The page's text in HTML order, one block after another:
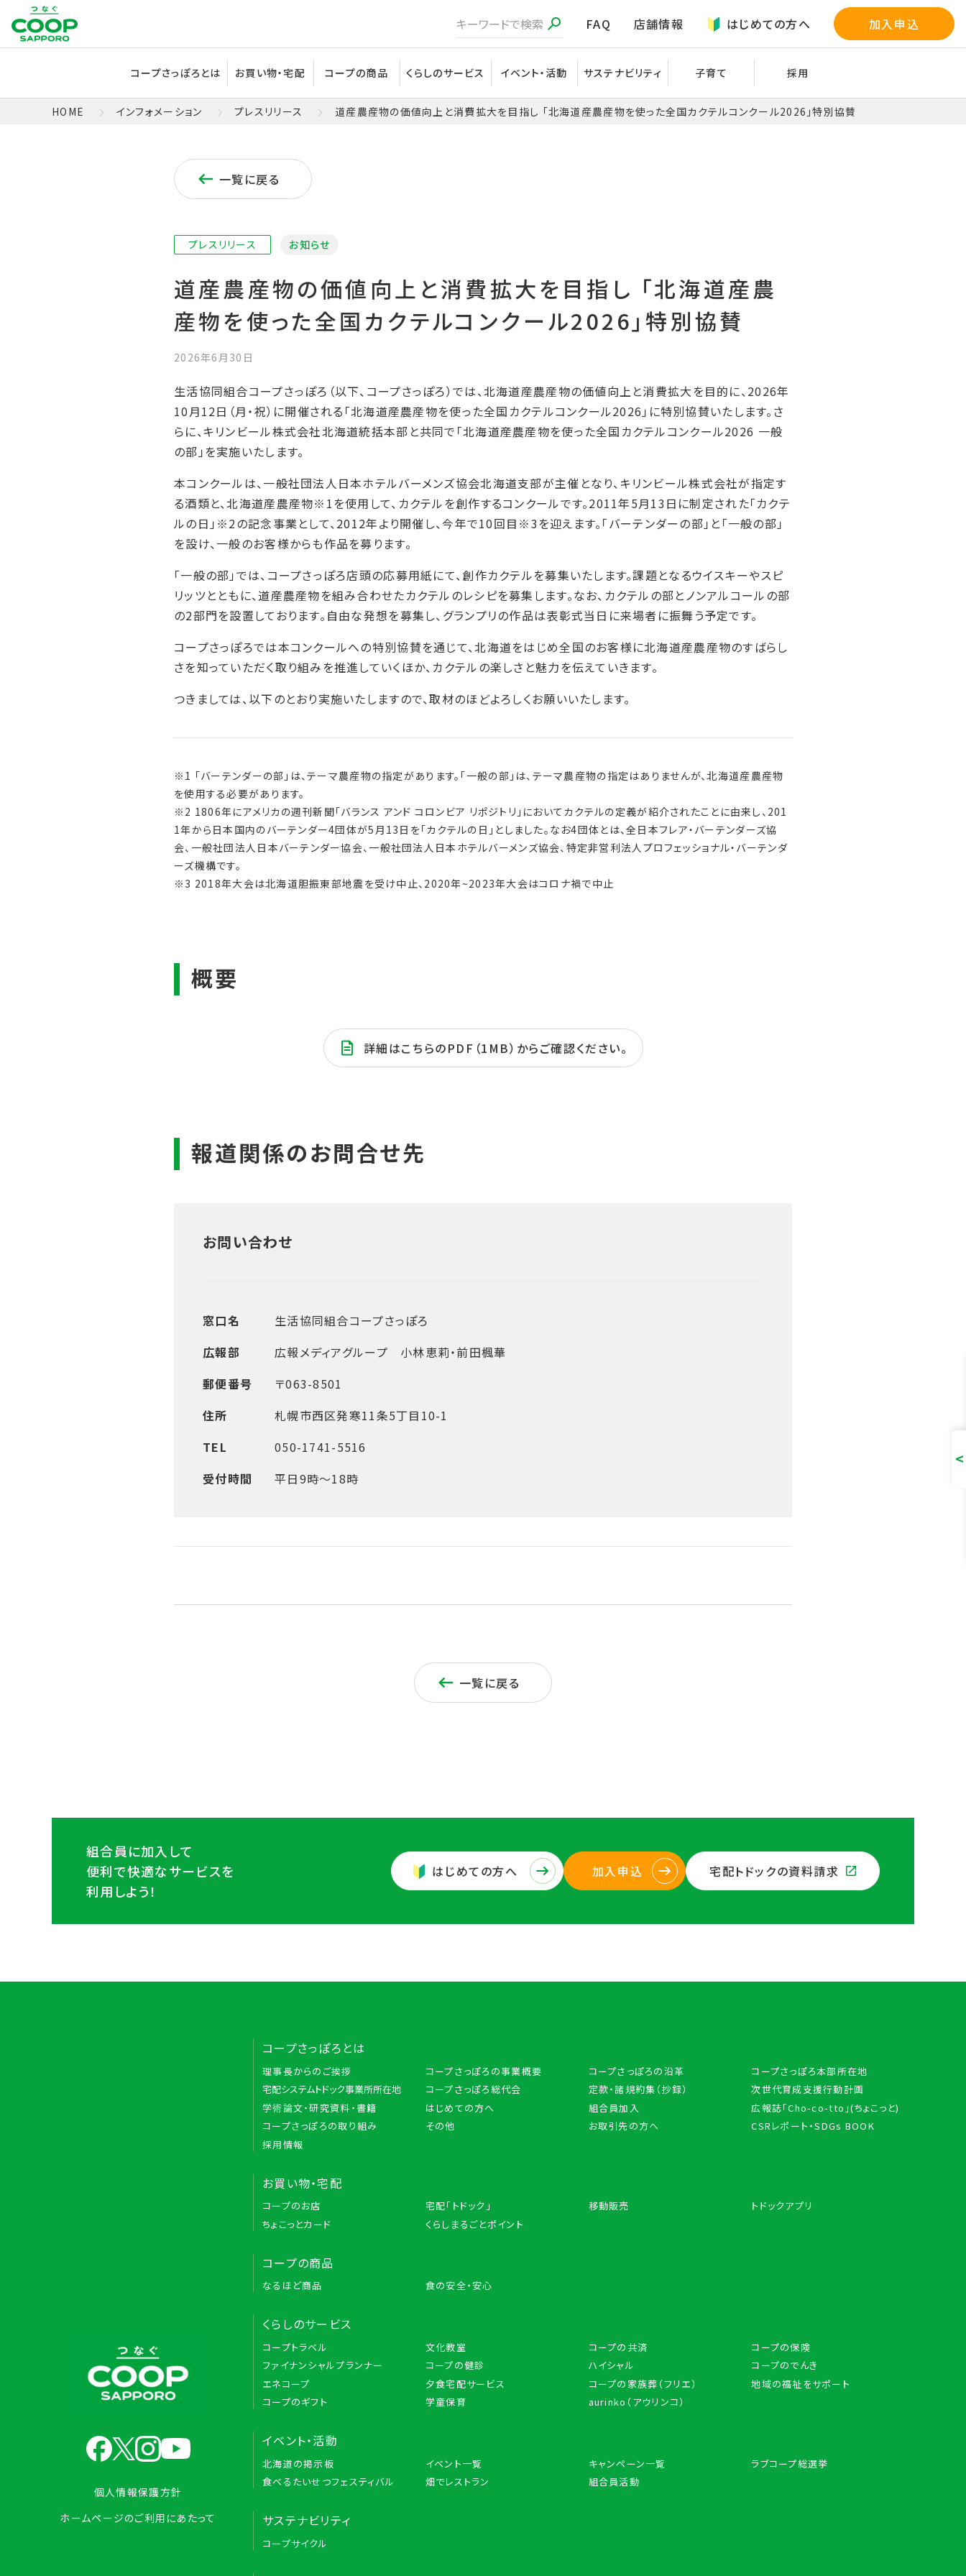
FAQ 店舗情報 はじめての方へ 加入申込
コープさっぽろとは お買い物・宅配 コープの商品 くらしのサービス イベント・活動 サステナビリティ 子育て 採用
HOME インフォメーション プレスリリース 道産農産物の価値向上と消費拡大を目指し 「北海道産農産物を使った全国カクテルコンクール2026」特別協賛
一覧に戻る
プレスリリース お知らせ
道産農産物の価値向上と消費拡大を目指し 「北海道産農
産物を使った全国カクテルコンクール2026」特別協賛
2026年6月30日
生活協同組合コープさっぽろ（以下、コープさっぽろ）では、北海道産農産物の価値向上と消費拡大を目的に、2026年
10月12日（月 ・祝）に開催される｢北海道産農産物を使った全国カクテルコンクール2026」に特別協賛いたします。さ
らに、キリンビール株式会社北海道統括本部と共同で｢北海道産農産物を使った全国カクテルコンクール2026 一般
の部」を実施いたします。
本コンクールは、一般社団法人日本ホテルバーメンズ協会北海道支部が主催となり、キリンビール株式会社が指定す
る酒類と、北海道産農産物※1を使用して、カクテルを創作するコンクールです。2011年5月13日に制定された「カクテ
ルの日」 ※2の記念事業として、2012年より開催し、今年で10回目 ※3を迎えます。「バーテンダーの部」と「一般の部」
を設け、一般のお客様からも作品を募ります。
「一般の部」では、コープさっぽろ店頭の応募用紙にて、創作カクテルを募集いたします。課題となるウイスキーやスピ
リッツとともに、道産農産物を組み合わせたカクテルのレシピを募集します。なお、カクテルの部とノンアルコールの部
の2部門を設置しております。自由な発想を募集し、グランプリの作品は表彰式当日に来場者に振舞う予定です。
コープさっぽろでは本コンクールへの特別協賛を通じて、北海道をはじめ全国のお客様に北海道産農産物のすばらし
さを知っていただく取り組みを推進していくほか、カクテルの楽しさと魅力を伝えていきます。
つきましては、以下のとおり実施いたしますので、取材のほどよろしくお願いいたします。
※1 「バーテンダーの部」は、テーマ農産物の指定があります。「一般の部」は、テーマ農産物の指定はありませんが、北海道産農産物
を使用する必要があります。
※2 1806年にアメリカの週刊新聞「バランス アンド コロンビア リポジトリ」においてカクテルの定義が紹介されたことに由来し、201
1年から日本国内のバーテンダー4団体が5月13日を「カクテルの日」としました。なお4団体とは、全日本フレア・バーテンダーズ協
会、一般社団法人日本バーテンダー協会、一般社団法人日本ホテルバーメンズ協会、特定非営利法人プロフェッショナル・バーテンダ
ーズ機構です。
※3 2018年大会は北海道胆振東部地震を受け中止、2020年~2023年大会はコロナ禍で中止
詳細はこちらのPDF（1MB）からご確認ください。
お問い合わせ
窓口名
生活協同組合コープさっぽろ
広報部
広報メディアグループ 小林恵莉・前田楓華
郵便番号
〒063-8501
住所
札幌市西区発寒11条5丁目10-1
TEL
050-1741-5516
受付時間
平日9時～18時
一覧に戻る
組合員に加入して
便利で快適なサービスを
利用しよう！
はじめての方へ 加入申込 宅配トドックの資料請求
個人情報保護方針
ホームページのご利用にあたって
コープさっぽろとは
理事長からのご挨拶 コープさっぽろの事業概要 コープさっぽろの沿革
コープさっぽろ本部所在地
宅配システムトドック事業所所在地
コープさっぽろ総代会 定款・諸規約集（抄録）
次世代育成支援行動計画
学術論文・研究資料・書籍
はじめての方へ 組合員加入
広報誌「Cho-co-tto」(ちょこっと)
コープさっぽろの取り組み
その他 お取引先の方へ
CSRレポート・SDGs BOOK
採用情報
お買い物・宅配
コープのお店 宅配「トドック」 移動販売
トドックアプリ
ちょこっとカード
くらしまるごとポイント
コープの商品
なるほど商品 食の安全・安心
くらしのサービス
コープトラベル 文化教室 コープの共済
コープの保険
ファイナンシャルプランナー
コープの健診 ハイシャル
コープのでんき
エネコープ
夕食宅配サービス コープの家族葬（フリエ）
地域の福祉をサポート
コープのギフト
学童保育 aurinko（アウリンコ）
イベント・活動
北海道の掲示板 イベント一覧 キャンペーン一覧
ラブコープ総選挙
食べるたいせつフェスティバル
畑でレストラン 組合員活動
サステナビリティ
コープサイクル